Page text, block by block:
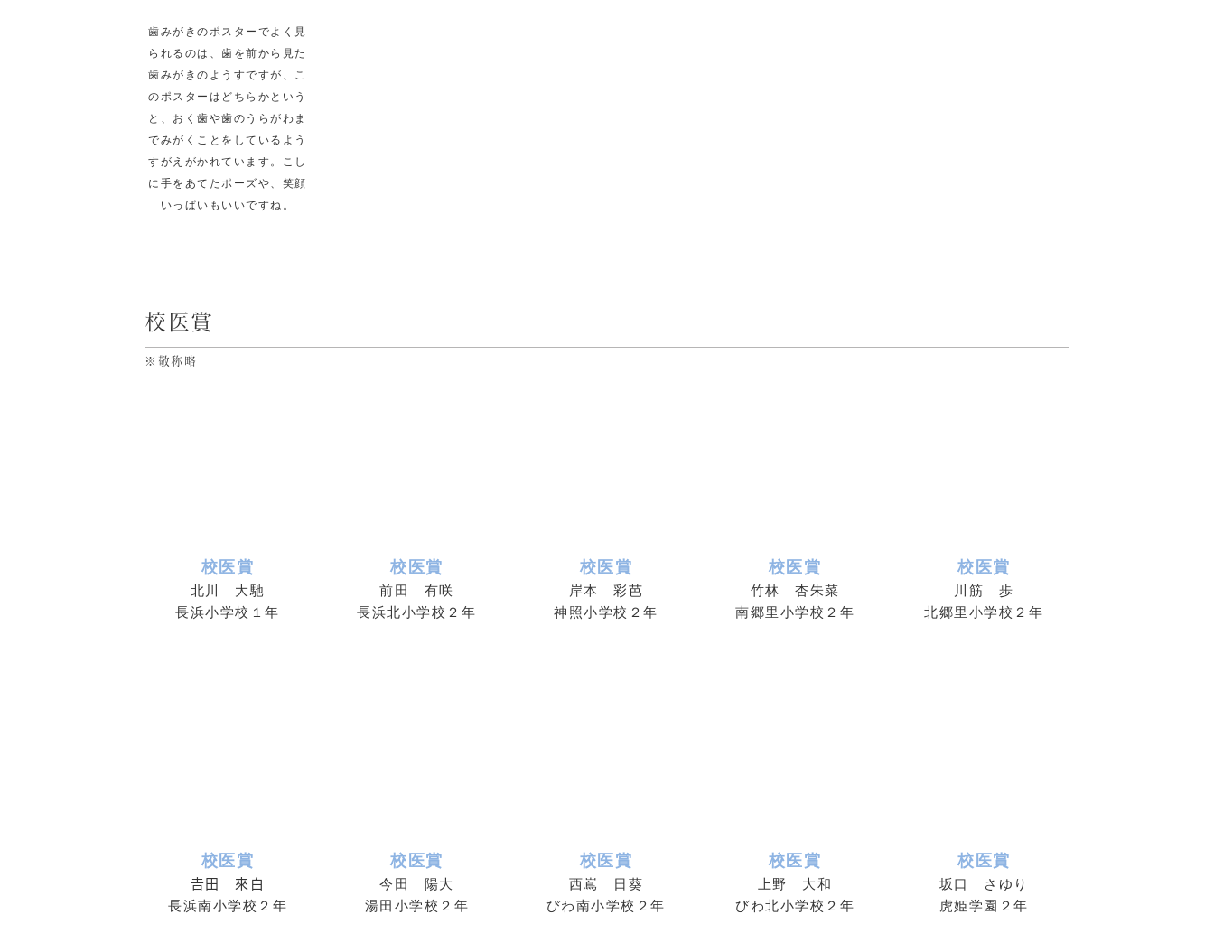
歯みがきのポスターでよく見
られるのは、歯を前から見た
歯みがきのようすですが、こ
のポスターはどちらかという
と、おく歯や歯のうらがわま
でみがくことをしているよう
すがえがかれています。こし
に手をあてたポーズや、笑顔
いっぱいもいいですね。
校医賞
※敬称略
校医賞
北川 大馳
長浜小学校１年
校医賞
前田 有咲
長浜北小学校２年
校医賞
岸本 彩芭
神照小学校２年
校医賞
竹林 杏朱菜
南郷里小学校２年
校医賞
川筋 歩
北郷里小学校２年
校医賞
𠮷田 來白
長浜南小学校２年
校医賞
今田 陽大
湯田小学校２年
校医賞
西嶌 日葵
びわ南小学校２年
校医賞
上野 大和
びわ北小学校２年
校医賞
坂口 さゆり
虎姫学園２年